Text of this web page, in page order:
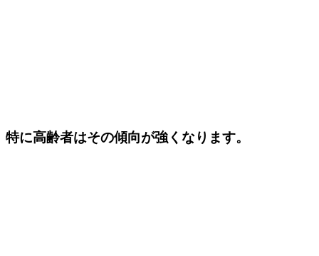
特に高齢者はその傾向が強くなります。